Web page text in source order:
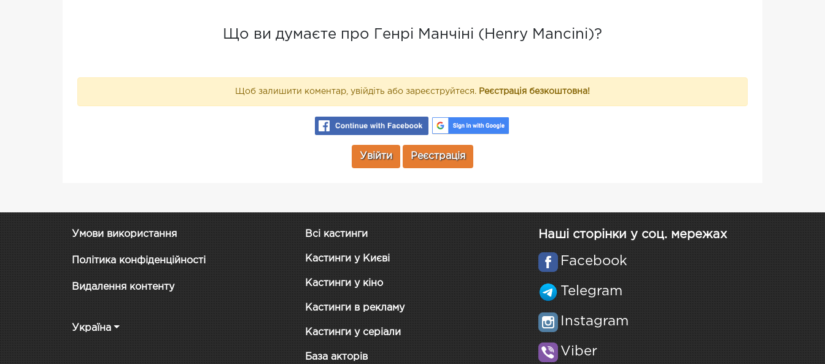
Що ви думаєте про Генрі Манчіні (Henry Mancini)?
Щоб залишити коментар, увійдіть або зареєструйтеся. Реєстрація безкоштовна!
Увійти Реєстрація
Умови використання
Політика конфіденційності
Видалення контенту
Україна
Всі кастинги
Кастинги у Києві
Кастинги у кіно
Кастинги в рекламу
Кастинги у серіали
База акторів
Наші сторінки у соц. мережах
Facebook
Telegram
Instagram
Viber